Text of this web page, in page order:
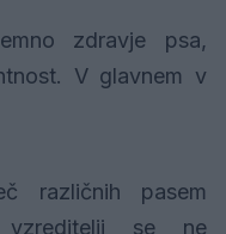
zdravje psa,
V glavnem v
različnih pasem
vzreditelji se ne